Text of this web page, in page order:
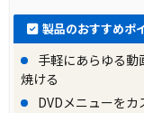
製品のおすすめポ
手軽にあらゆる動
焼ける
DVDメニューをカ